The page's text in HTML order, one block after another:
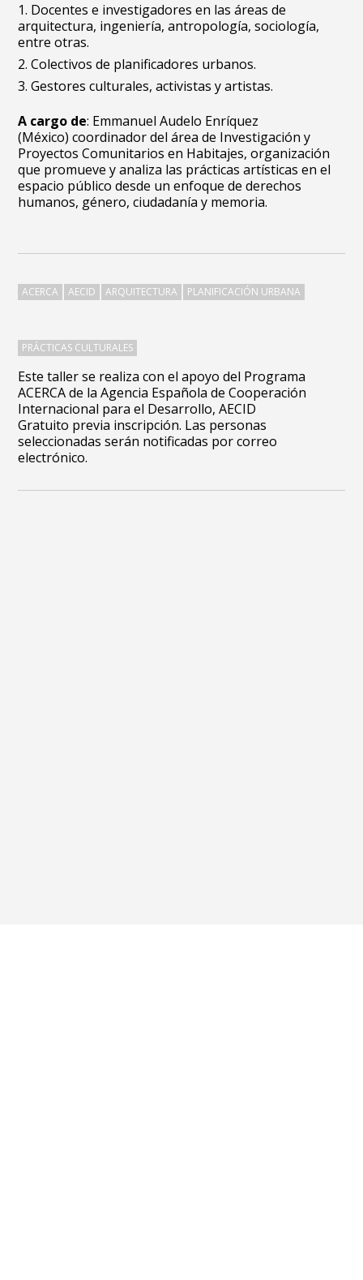
Este taller se realiza con el apoyo del Programa
ACERCA de la Agencia Española de Cooperación
Internacional para el Desarrollo, AECID
Gratuito previa inscripción. Las personas
seleccionadas serán notificadas por correo
electrónico.
Docentes e investigadores en las áreas de
arquitectura, ingeniería, antropología, sociología,
entre otras.
Colectivos de planificadores urbanos.
Gestores culturales, activistas y artistas.
A cargo de: Emmanuel Audelo Enríquez
(México) coordinador del área de Investigación y
Proyectos Comunitarios en Habitajes, organización
que promueve y analiza las prácticas artísticas en el
espacio público desde un enfoque de derechos
humanos, género, ciudadanía y memoria.
ACERCA AECID ARQUITECTURA PLANIFICACIÓN URBANA
PRÁCTICAS CULTURALES